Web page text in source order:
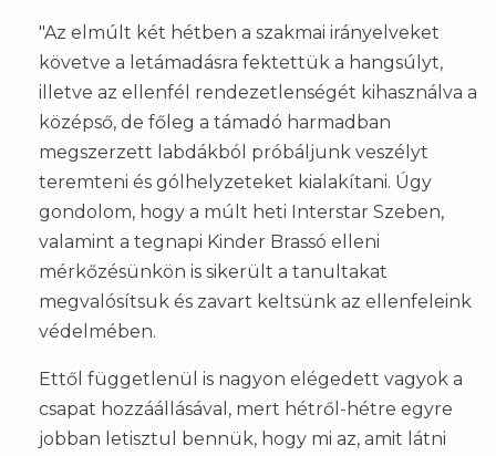
"Az elmúlt két hétben a szakmai irányelveket
követve a letámadásra fektettük a hangsúlyt,
illetve az ellenfél rendezetlenségét kihasználva a
középső, de főleg a támadó harmadban
megszerzett labdákból próbáljunk veszélyt
teremteni és gólhelyzeteket kialakítani. Úgy
gondolom, hogy a múlt heti Interstar Szeben,
valamint a tegnapi Kinder Brassó elleni
mérkőzésünkön is sikerült a tanultakat
megvalósítsuk és zavart keltsünk az ellenfeleink
védelmében.
Ettől függetlenül is nagyon elégedett vagyok a
csapat hozzáállásával, mert hétről-hétre egyre
jobban letisztul bennük, hogy mi az, amit látni